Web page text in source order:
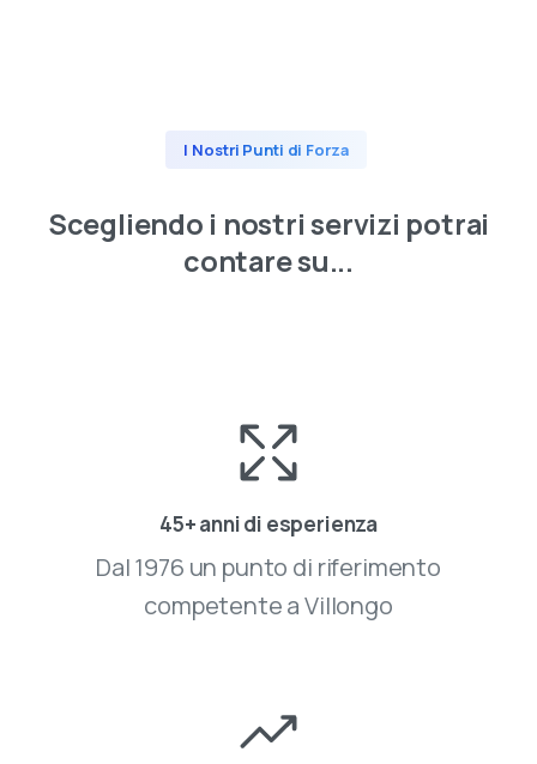
I Nostri Punti di Forza
Scegliendo i nostriservizi potrai
contaresu...
45+ anni di esperienza
Dal 1976 un punto di riferimento
competente a Villongo